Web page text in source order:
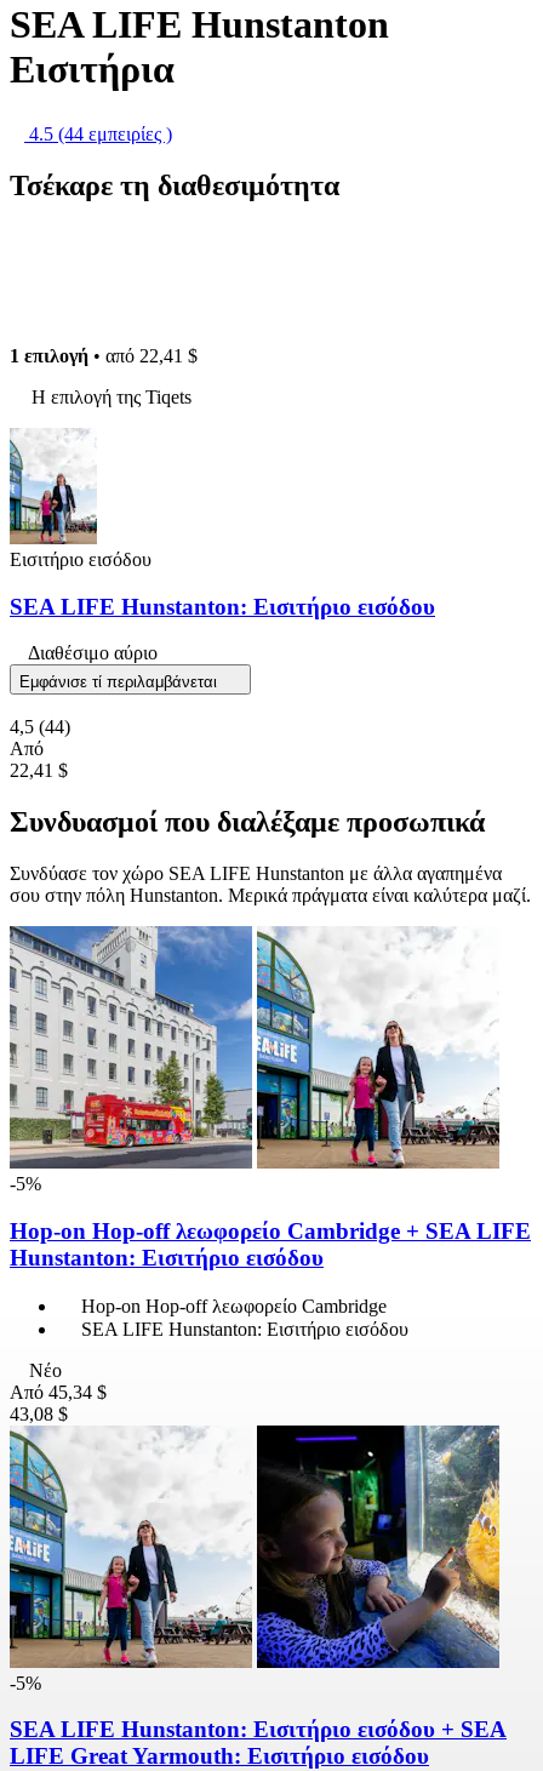
SEA LIFE Hunstanton
Εισιτήρια
4.5 (44 εμπειρίες )
Τσέκαρε τη διαθεσιμότητα
1 επιλογή • από 22,41 $
Η επιλογή της Tiqets
Εισιτήριο εισόδου
SEA LIFE Hunstanton: Εισιτήριο εισόδου
Διαθέσιμο αύριο
Εμφάνισε τί περιλαμβάνεται
4,5 (44)
Από
22,41 $
Συνδυασμοί που διαλέξαμε προσωπικά
Συνδύασε τον χώρο SEA LIFE Hunstanton με άλλα αγαπημένα
σου στην πόλη Hunstanton. Μερικά πράγματα είναι καλύτερα μαζί.
-5%
Hop-on Hop-off λεωφορείο Cambridge + SEA LIFE
Hunstanton: Εισιτήριο εισόδου
Hop-on Hop-off λεωφορείο Cambridge
SEA LIFE Hunstanton: Εισιτήριο εισόδου
Νέο
Από 45,34 $
43,08 $
-5%
SEA LIFE Hunstanton: Εισιτήριο εισόδου + SEA
LIFE Great Yarmouth: Εισιτήριο εισόδου